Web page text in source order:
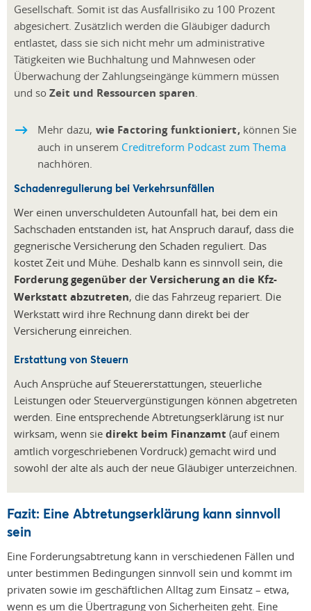
Gesellschaft. Somit ist das Ausfallrisiko zu 100 Prozent
abgesichert. Zusätzlich werden die Gläubiger dadurch
entlastet, dass sie sich nicht mehr um administrative
Tätigkeiten wie Buchhaltung und Mahnwesen oder
Überwachung der Zahlungseingänge kümmern müssen
und so Zeit und Ressourcen sparen
Mehr dazu, wie Factoring funktioniert,können Sie
auch in unserem Creditreform Podcast zum Thema
nachhören.
Schadenregulierung bei Verkehrsunfällen
Wer einen unverschuldeten Autounfall hat, bei dem ein
Sachschaden entstanden ist, hat Anspruch darauf, dass die
gegnerische Versicherung den Schaden reguliert. Das
kostet Zeit und Mühe. Deshalb kann es sinnvoll sein, die
Forderung gegenüber der Versicherung an die Kfz-
Werkstatt abzutreten, die das Fahrzeug repariert. Die
Werkstatt wird ihre Rechnung dann direkt bei der
Versicherung einreichen.
Erstattung von Steuern
Auch Ansprüche auf Steuererstattungen, steuerliche
Leistungen oder Steuervergünstigungen können abgetreten
werden. Eine entsprechende Abtretungserklärung ist nur
wirksam, wenn sie direkt beim Finanzamt (auf einem
amtlich vorgeschriebenen Vordruck) gemacht wird und
sowohl der alte als auch der neue Gläubiger unterzeichnen.
Fazit: Eine Abtretungserklärung kann sinnvoll
sein
Eine Forderungsabtretung kann in verschiedenen Fällen und
unter bestimmen Bedingungen sinnvoll sein und kommt im
privaten sowie im geschäftlichen Alltag zum Einsatz – etwa,
wenn es um die Übertragung von Sicherheiten geht. Eine